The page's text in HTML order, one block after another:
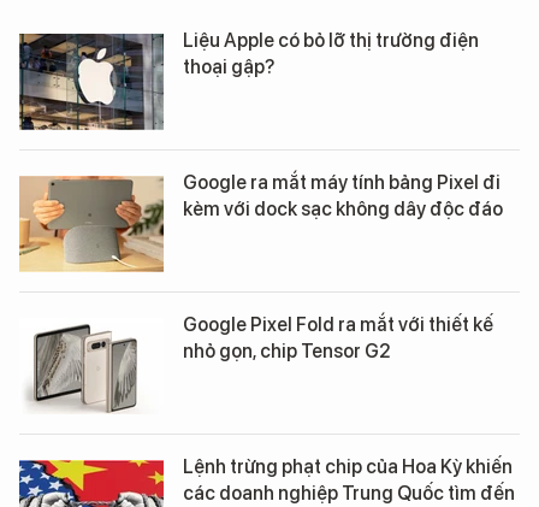
Liệu Apple có bỏ lỡ thị trường điện
thoại gập?
Google ra mắt máy tính bảng Pixel đi
kèm với dock sạc không dây độc đáo
Google Pixel Fold ra mắt với thiết kế
nhỏ gọn, chip Tensor G2
Lệnh trừng phạt chip của Hoa Kỳ khiến
các doanh nghiệp Trung Quốc tìm đến